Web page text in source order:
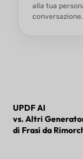
alla tua
conversazione.
UPDF AI
vs. Altri
di Frasi da